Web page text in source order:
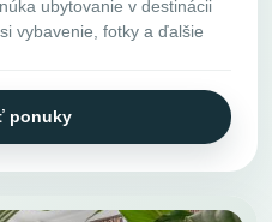
ubytovanie v destinácii
vybavenie, fotky a ďalšie
ponuky